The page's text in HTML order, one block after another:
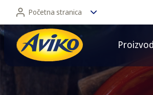
Početna stranica
Početna stranica
Retail